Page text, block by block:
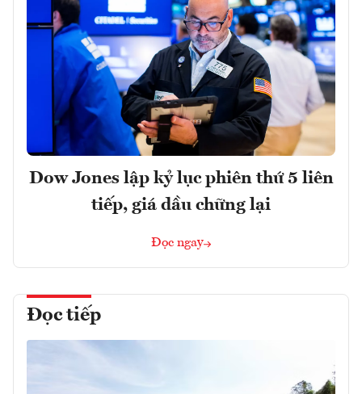
Dow Jones lập kỷ lục phiên thứ 5 liên
tiếp, giá dầu chững lại
Đọc ngay
Đọc tiếp